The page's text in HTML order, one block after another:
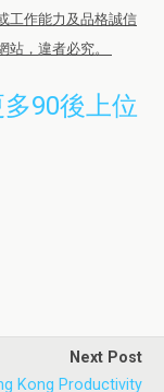
工作能力及品格誠信
站，違者必究。
90後上位
Next Post
Kong Productivity